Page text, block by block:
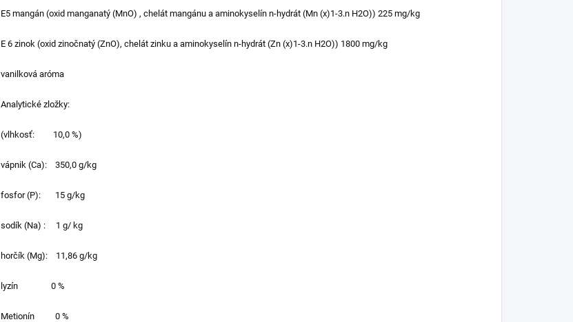
E5 mangán (oxid manganatý (MnO) , chelát mangánu a aminokyselín n-hydrát (Mn (x)1-3.n H2O)) 225 mg/kg
E 6 zinok (oxid zinočnatý (ZnO), chelát zinku a aminokyselín n-hydrát (Zn (x)1-3.n H2O)) 1800 mg/kg
vanilková aróma
Analytické zložky:
(vlhkosť: 10,0 %)
vápnik (Ca): 350,0 g/kg
fosfor (P): 15 g/kg
sodík (Na) : 1 g/ kg
horčík (Mg): 11,86 g/kg
lyzín 0 %
Metionín 0 %